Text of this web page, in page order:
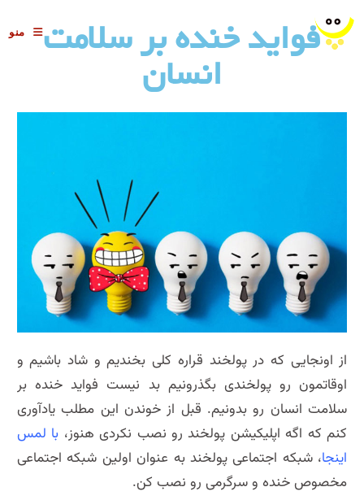
منو
فواید خنده بر سلامت
انسان
از اونجایی که در پولخند قراره کلی بخندیم و شاد باشیم و
اوقاتمون رو پولخندی بگذرونیم بد نیست فواید خنده بر
سلامت انسان رو بدونیم. قبل از خوندن این مطلب یادآوری
کنم که اگه اپلیکیشن پولخند رو نصب نکردی هنوز، با لمس
اینجا، شبکه اجتماعی پولخند به عنوان اولین شبکه اجتماعی
مخصوص خنده و سرگرمی رو نصب کن.